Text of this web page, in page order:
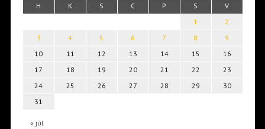
H K S C P S V
« júl
1
2
3
4 5 6 7 8
9
10
11 12 13 14 15
16
17
18 19 20 21 22
23
24
25 26 27 28 29
30
31